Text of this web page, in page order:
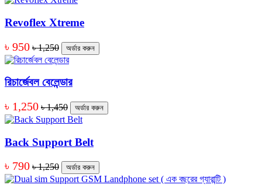
Revoflex Xtreme
৳ 950 ৳ 1,250 অর্ডার করুন
রিচার্জেবল বেলেন্ডার
৳ 1,250 ৳ 1,450 অর্ডার করুন
Back Support Belt
৳ 790 ৳ 1,250 অর্ডার করুন